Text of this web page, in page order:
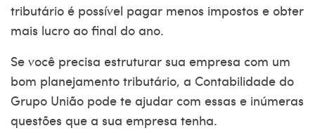
tributário é possível pagar menos impostos e obter
mais lucro ao final do ano.
Se você precisa estruturar sua empresa com um
bom planejamento tributário, a Contabilidade do
Grupo União pode te ajudar com essas e inúmeras
questões que a sua empresa tenha.